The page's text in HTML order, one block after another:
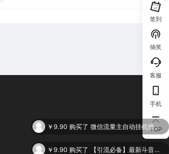
签到
抽奖
客服
手机
TOP
￥9.90 购买了 微信流量主自动挂机推广，轻松日入900+，简单易上手，做就有收益。
￥9.90 购买了 【引流必备】最新斗音全功能全自动引流脚本，解放双手自动引流精准粉